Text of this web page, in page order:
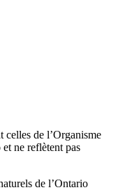
celles de l’Organisme
ne reflètent pas
de l’Ontario